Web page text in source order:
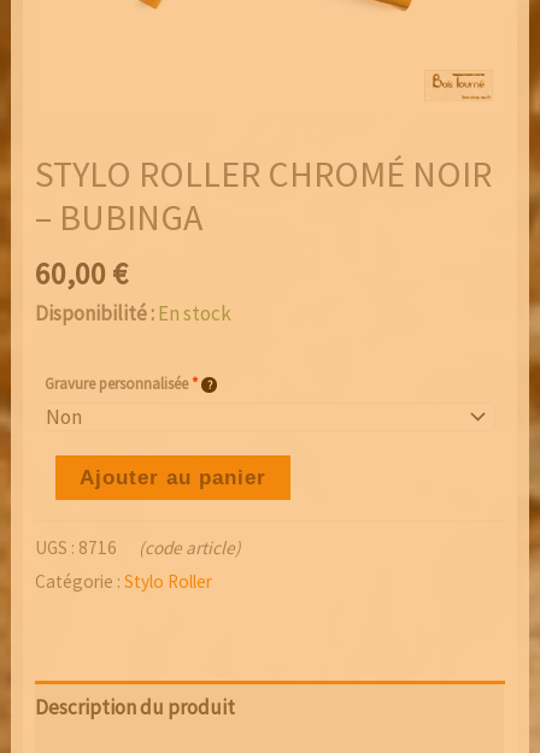
STYLO ROLLER CHROMÉ NOIR
– BUBINGA
60,00 €
Disponibilité :En stock
Gravure personnalisée*
quantité
de
STYLO
ROLLER
-
BUBINGA
Ajouter au panier
UGS : 8716
(code article)
Catégorie :Stylo Roller
Description du produit
En continuant, vous acceptez la politique de confidentialité